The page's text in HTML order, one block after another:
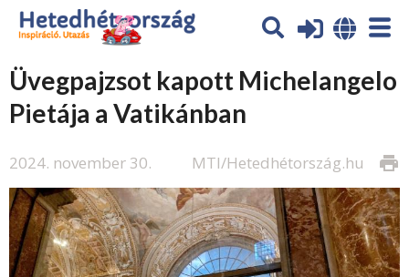
Üvegpajzsot kapott Michelangelo
Pietája a Vatikánban
2024. november 30. print
MTI/Hetedhétország.hu